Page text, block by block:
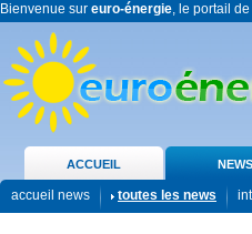
Bienvenue sur euro-énergie, le portail
ACCUEIL NEWS
accueil news toutes les news